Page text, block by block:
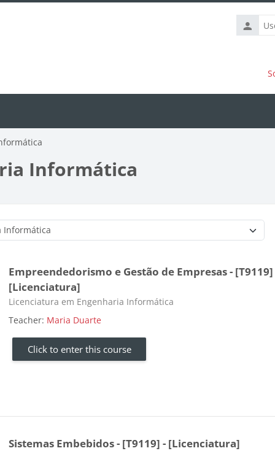
Informática
Course categories
Empreendedorismo e Gestão de Empresas - [T9119]
[Licenciatura]
Course category
Licenciatura em Engenharia Informática
Teacher: Maria Duarte
Click to enter this course
Sistemas Embebidos - [T9119] - [Licenciatura]